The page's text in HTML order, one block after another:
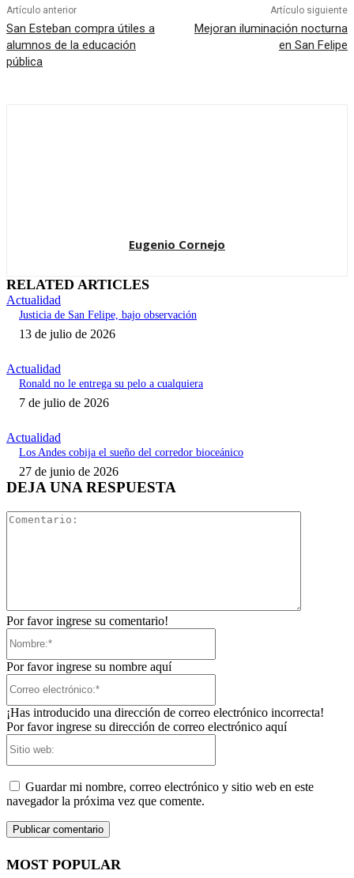
Artículo anterior
San Esteban compra útiles a
alumnos de la educación
pública
Artículo siguiente
Mejoran iluminación nocturna
en San Felipe
Eugenio Cornejo
RELATED ARTICLES
Actualidad
Justicia de San Felipe, bajo observación
13 de julio de 2026
Actualidad
Ronald no le entrega su pelo a cualquiera
7 de julio de 2026
Actualidad
Los Andes cobija el sueño del corredor bioceánico
27 de junio de 2026
DEJA UNA RESPUESTA
Por favor ingrese su comentario!
Por favor ingrese su nombre aquí
¡Has introducido una dirección de correo electrónico incorrecta!
Por favor ingrese su dirección de correo electrónico aquí
Guardar mi nombre, correo electrónico y sitio web en este
navegador la próxima vez que comente.
MOST POPULAR